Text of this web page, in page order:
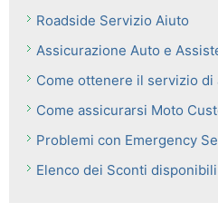
Roadside Servizio Aiuto
Assicurazione Auto e
Come ottenere il servizio di
Come assicurarsi Moto
Problemi con Emergency
Elenco dei Sconti